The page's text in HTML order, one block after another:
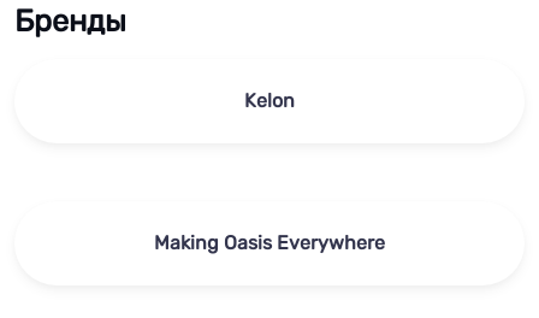
Бренды
Kelon
Making Oasis Everywhere